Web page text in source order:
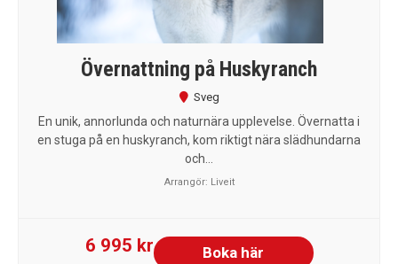
Övernattning på Huskyranch
Sveg
En unik, annorlunda och naturnära upplevelse. Övernatta i
en stuga på en huskyranch, kom riktigt nära slädhundarna
och...
Arrangör: Liveit
6 995 kr Boka här